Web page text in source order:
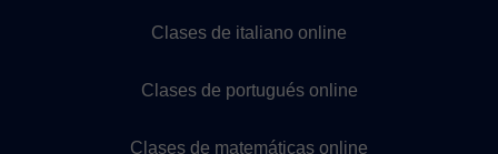
Clases de italiano online
Clases de portugués online
Clases de matemáticas online